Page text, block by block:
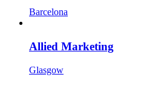
Barcelona
Allied Marketing
Glasgow